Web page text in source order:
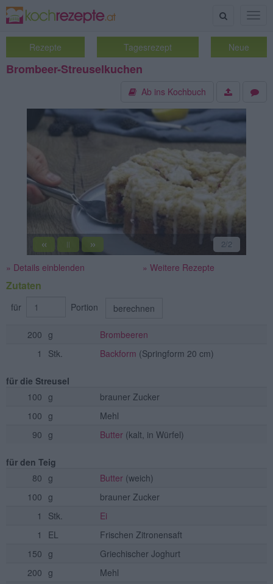
Suche
Rezepte Tagesrezept Neue
Brombeer-Streuselkuchen
Ab ins Kochbuch
« || » 2 /2
» Details einblenden » Weitere Rezepte
Zutaten
für Portion berechnen
200 g
Brombeeren
1
Stk. Backform (Springform 20 cm)
für die Streusel
100 g
brauner Zucker
100 g
Mehl
90 g Butter (kalt, in Würfel)
für den Teig
80 g Butter (weich)
100 g
brauner Zucker
1
Stk.
Ei
1
EL
Frischen Zitronensaft
150 g
Griechischer Joghurt
200 g
Mehl